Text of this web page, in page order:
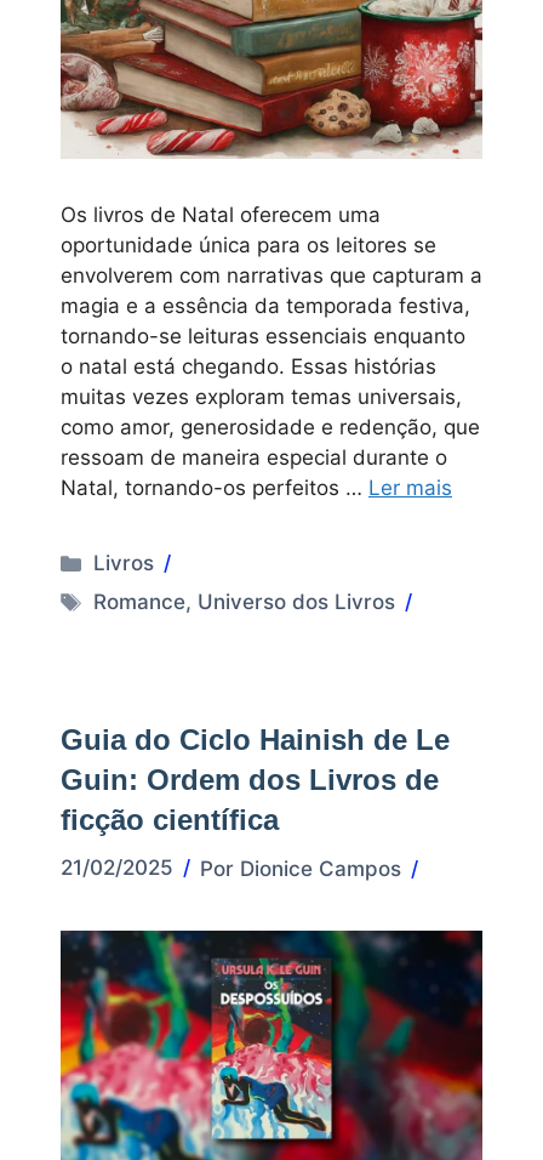
Os livros de Natal oferecem uma
oportunidade única para os leitores se
envolverem com narrativas que capturam a
magia e a essência da temporada festiva,
tornando-se leituras essenciais enquanto
o natal está chegando. Essas histórias
muitas vezes exploram temas universais,
como amor, generosidade e redenção, que
ressoam de maneira especial durante o
Natal, tornando-os perfeitos … Ler mais
Categorias
Livros
Tags
Romance, Universo dos Livros
Guia do Ciclo Hainish de Le
Guin: Ordem dos Livros de
ficção científica
21/02/2025 Por Dionice Campos